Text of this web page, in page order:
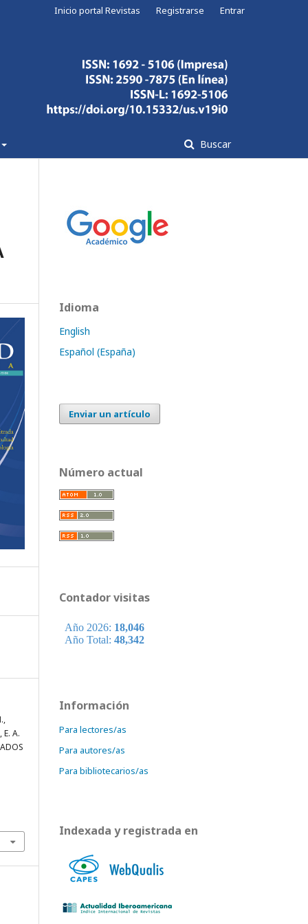
Buscar
Inicio portal Revistas Registrarse Entrar
A.
Idioma
English
Español (España)
Enviar un artículo
Número actual
Contador visitas
Información
Para lectores/as
Para autores/as
Para bibliotecarios/as
Indexada y registrada en